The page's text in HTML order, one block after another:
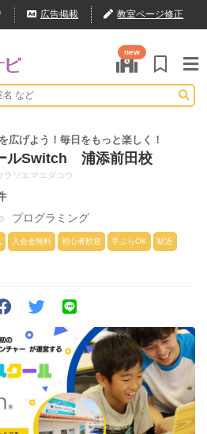
広告掲載 教室ページ修正
new
広げよう！毎日をもっと楽しく！
ルSwitch 浦添前田校
ラソエマエダコウ
プログラミング
入会金無料 初心者歓迎 手ぶらOK 駅近